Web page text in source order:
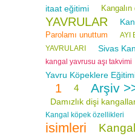
itaat eğitimi
YAVRULAR
Parolamı unuttum
AYI
YAVRULARI
Sivas
kangal yavrusu aşı takvimi
Yavru Köpeklere
1 4 Arşiv
Damızlık dişi
Kangal köpek özellikleri
isimleri